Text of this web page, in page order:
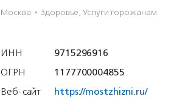
Москва · Здоровье, Услуги горожанам
ИНН
9715296916
ОГРН
1177700004855
Веб-сайт
https://mostzhizni.ru/